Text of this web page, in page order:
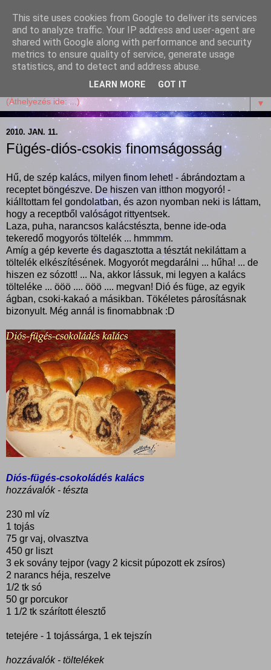
Garffyka
Szösszenetek a konyhámból, az életemből. Mosollyal,
receptekkel, vidámsággal, marcipánnal, csokival.
▼
2010. JAN. 11.
Fügés-diós-csokis finomságosság
Hű, de szép kalács, milyen finom lehet! - ábrándoztam a
receptet böngészve. De hiszen van itthon mogyoró! -
kiálltottam fel gondolatban, és azon nyomban neki is láttam,
hogy a receptből valóságot rittyentsek.
Laza, puha, narancsos kalácstészta, benne ide-oda
tekeredő mogyorós töltelék ... hmmmm.
Amíg a gép keverte és dagasztotta a tésztát nekiláttam a
töltelék elkészítésének. Mogyorót megdarálni ... hűha! ... de
hiszen ez sózott! ... Na, akkor lássuk, mi legyen a kalács
tölteléke ... ööö .... ööö .... megvan! Dió és füge, az egyik
ágban, csoki-kakaó a másikban. Tökéletes párosításnak
bizonyult. Még annál is finomabbnak :D
Diós-fügés-csokoládés kalács
hozzávalók - tészta
230 ml víz
1 tojás
75 gr vaj, olvasztva
450 gr liszt
3 ek sovány tejpor (vagy 2 kicsit púpozott ek zsíros)
2 narancs héja, reszelve
1/2 tk só
50 gr porcukor
1 1/2 tk szárított élesztő
tetejére - 1 tojássárga, 1 ek tejszín
hozzávalók - töltelékek
This site uses cookies from Google to deliver its services
and to analyze traffic. Your IP address and user-agent are
shared with Google along with performance and security
metrics to ensure quality of service, generate usage
statistics, and to detect and address abuse.
LEARN MORE GOT IT